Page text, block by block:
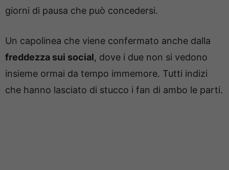
giorni di pausa che può concedersi.
Un capolinea che viene confermato anche dalla
freddezza sui social, dove i due non si vedono
insieme ormai da tempo immemore. Tutti indizi
che hanno lasciato di stucco i fan di ambo le parti.